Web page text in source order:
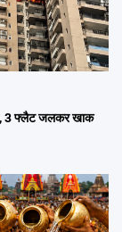
3 फ्लैट जलकर खाक